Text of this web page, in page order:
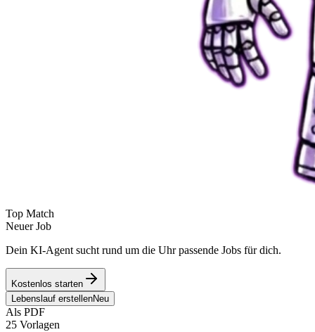
Top Match
Neuer Job
Dein KI-Agent sucht rund um die Uhr passende Jobs für dich.
Kostenlos starten
Lebenslauf erstellenNeu
Als PDF
25 Vorlagen